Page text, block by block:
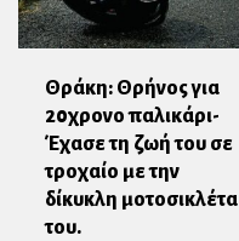
Θράκη: Θρήνος για
20χρονο παλικάρι-
Έχασε τη ζωή του σε
τροχαίο με την
δίκυκλη μοτοσικλέτα
του.